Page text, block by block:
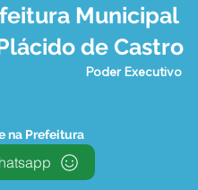
Municipal
de Castro
Poder Executivo
na Prefeitura